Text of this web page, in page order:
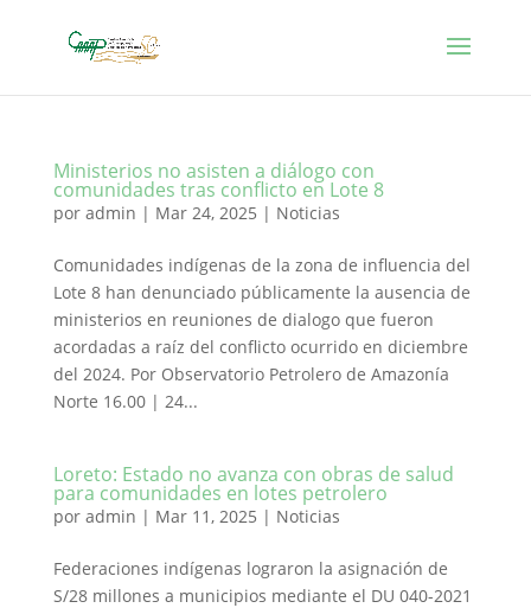
Ministerios no asisten a diálogo con
comunidades tras conflicto en Lote 8
por admin | Mar 24, 2025 | Noticias
Comunidades indígenas de la zona de influencia del
Lote 8 han denunciado públicamente la ausencia de
ministerios en reuniones de dialogo que fueron
acordadas a raíz del conflicto ocurrido en diciembre
del 2024. Por Observatorio Petrolero de Amazonía
Norte 16.00 | 24...
Loreto: Estado no avanza con obras de salud
para comunidades en lotes petrolero
por admin | Mar 11, 2025 | Noticias
Federaciones indígenas lograron la asignación de
S/28 millones a municipios mediante el DU 040-2021